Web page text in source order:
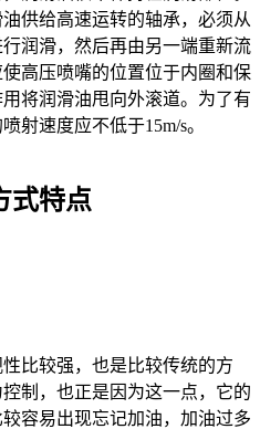
供给高速运转的轴承，必须从
润滑，然后再由另一端重新流
高压喷嘴的位置位于内圈和保
将润滑油甩向外滚道。为了有
射速度应不低于15m/s。
特点
较强，也是比较传统的方
制，也正是因为这一点，它的
容易出现忘记加油，加油过多